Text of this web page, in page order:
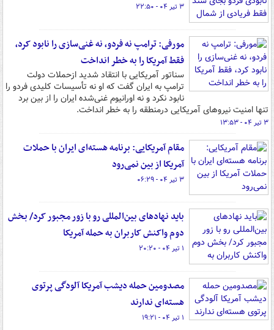
۳ تیر ۰۴ - ۲۲:۵۰
مورفی: ترامپ نه فردو، نه غنی‌سازی را نابود کرد،
فقط آمریکا را به خطر انداخت
سناتور آمریکایی با انتقاد شدید ازحملات دولت
ترامپ به ایران گفت که او نه تأسیسات کلیدی فردو را
نابود نکرد و نه اورانیوم غنی‌شده ایران را از بین برد
تنها امنیت نیروهای آمریکایی درمنطقه را به خطر انداخت.
۳ تیر ۰۴ - ۱۳:۵۳
مقام آمریکایی: برنامه هسته‌ای ایران با حملات
آمریکا از بین نمی‌رود
۳ تیر ۰۴ - ۰۶:۲۹
باید نهادهای بین‌المللی رو با زور مجبور کرد/ بخش
دوم واکنش کاربران به حمله آمریکا
۱ تیر ۰۴ - ۲۰:۲۰
مصدومین حمله دیشب آمریکا آلودگی پرتوی
هسته‌ای ندارند
۱ تیر ۰۴ - ۱۹:۲۱